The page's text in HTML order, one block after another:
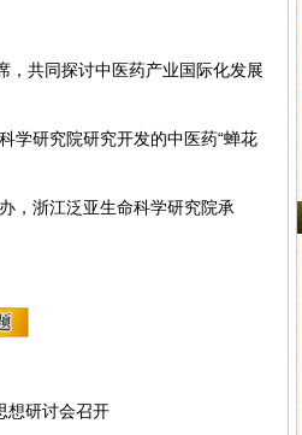
，共同探讨中医药产业国际化发展
学研究院研究开发的中医药“蝉花
，浙江泛亚生命科学研究院承
想研讨会召开